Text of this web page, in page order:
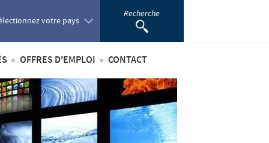
votre pays
Recherche
internationales
au sein du Benelux
OFFRES D'EMPLOI
Offres d'emploi internationales
Offres d'emploi au sein du Benelux
CONTACT